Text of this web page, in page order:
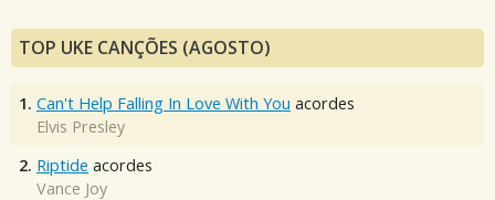
TOP UKE CANÇÕES (AGOSTO)
1. Can't Help Falling In Love With You acordes
Elvis Presley
2. Riptide acordes
Vance Joy